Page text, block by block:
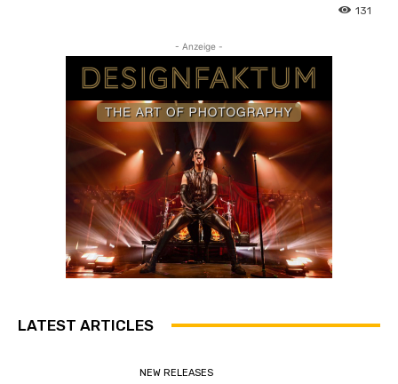
131
- Anzeige -
LATEST ARTICLES
NEW RELEASES